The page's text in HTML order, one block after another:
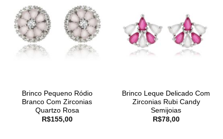
Brinco Pequeno Ródio
Branco Com Zirconias
Quartzo Rosa
R$155,00
Brinco Leque Delicado Com
Zirconias Rubi Candy
Semijoias
R$78,00